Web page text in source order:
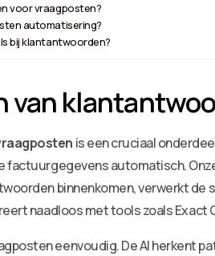
voor vraagposten?
automatisering?
bij klantantwoorden?
van
is een cruciaal
automatisch.
binnenkomen, verwerkt
naadloos met tools zoals Exact
eenvoudig. De AI herkent